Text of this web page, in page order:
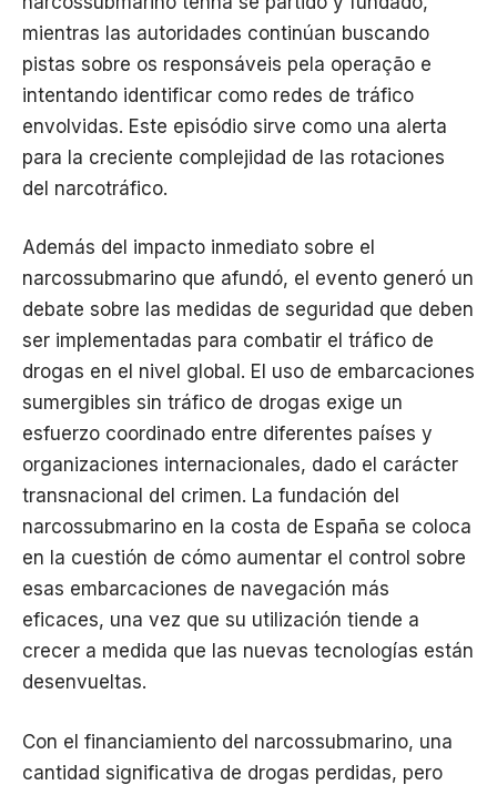
mientras las autoridades continúan buscando
pistas sobre os responsáveis ​​pela operação e
intentando identificar como redes de tráfico
envolvidas. Este episódio sirve como una alerta
para la creciente complejidad de las rotaciones
del narcotráfico.
Además del impacto inmediato sobre el
narcossubmarino que afundó, el evento generó un
debate sobre las medidas de seguridad que deben
ser implementadas para combatir el tráfico de
drogas en el nivel global. El uso de embarcaciones
sumergibles sin tráfico de drogas exige un
esfuerzo coordinado entre diferentes países y
organizaciones internacionales, dado el carácter
transnacional del crimen. La fundación del
narcossubmarino en la costa de España se coloca
en la cuestión de cómo aumentar el control sobre
esas embarcaciones de navegación más
eficaces, una vez que su utilización tiende a
crecer a medida que las nuevas tecnologías están
desenvueltas.
Con el financiamiento del narcossubmarino, una
cantidad significativa de drogas perdidas, pero